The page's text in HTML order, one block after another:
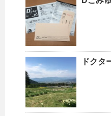
ドクタ